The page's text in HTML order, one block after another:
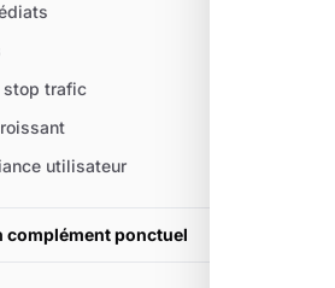
stop trafic
utilisateur
complément ponctuel